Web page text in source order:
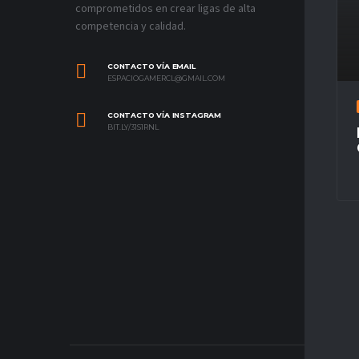
comprometidos en crear ligas de alta
competencia y calidad.
CONTACTO VÍA EMAIL
ESPACIOGAMERCL@GMAIL.COM
CONTACTO VÍA INSTAGRAM
BIT.LY/31S1RNL